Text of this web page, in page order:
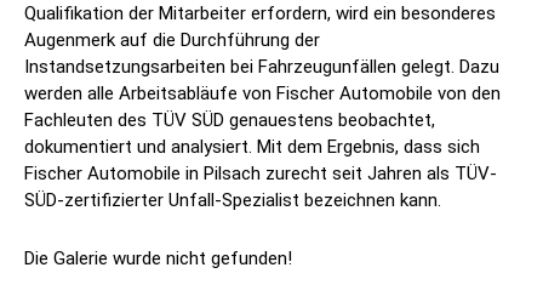
Qualifikation der Mitarbeiter erfordern, wird ein besonderes
Augenmerk auf die Durchführung der
Instandsetzungsarbeiten bei Fahrzeugunfällen gelegt. Dazu
werden alle Arbeitsabläufe von Fischer Automobile von den
Fachleuten des TÜV SÜD genauestens beobachtet,
dokumentiert und analysiert. Mit dem Ergebnis, dass sich
Fischer Automobile in Pilsach zurecht seit Jahren als TÜV-
SÜD-zertifizierter Unfall-Spezialist bezeichnen kann.
Die Galerie wurde nicht gefunden!